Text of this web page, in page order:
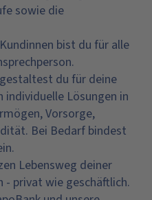
sowie die
bist du für alle
du für deine
individuelle Lösungen in
Vorsorge,
Bei Bedarf bindest
Lebensweg deiner
- privat wie geschäftlich.